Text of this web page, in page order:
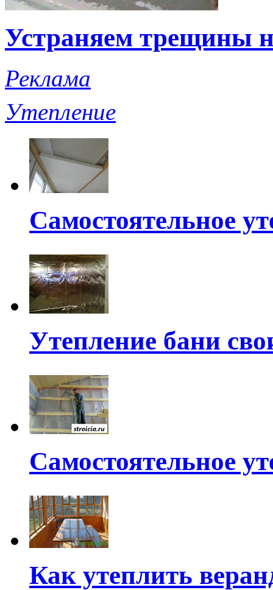
Устраняем трещины
Реклама
Утепление
Самостоятельное
Утепление бани
Самостоятельное
Как утеплить